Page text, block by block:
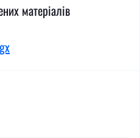
матеріалів